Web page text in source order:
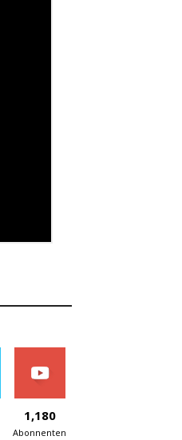
1,180
Abonnenten